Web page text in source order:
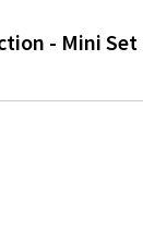
- Mini Set